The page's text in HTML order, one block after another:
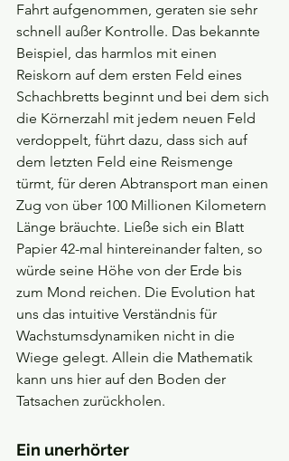
Fahrt aufgenommen, geraten sie sehr
schnell außer Kontrolle. Das bekannte
Beispiel, das harmlos mit einen
Reiskorn auf dem ersten Feld eines
Schachbretts beginnt und bei dem sich
die Körnerzahl mit jedem neuen Feld
verdoppelt, führt dazu, dass sich auf
dem letzten Feld eine Reismenge
türmt, für deren Abtransport man einen
Zug von über 100 Millionen Kilometern
Länge bräuchte. Ließe sich ein Blatt
Papier 42-mal hintereinander falten, so
würde seine Höhe von der Erde bis
zum Mond reichen. Die Evolution hat
uns das intuitive Verständnis für
Wachstumsdynamiken nicht in die
Wiege gelegt. Allein die Mathematik
kann uns hier auf den Boden der
Tatsachen zurückholen.
Ein unerhörter